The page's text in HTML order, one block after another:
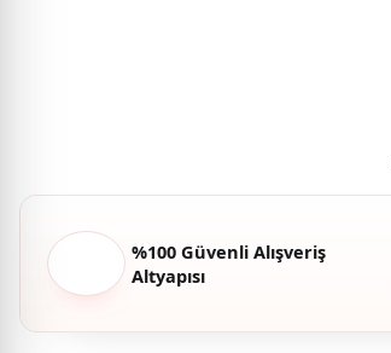
%100 Güvenli Alışveriş
Altyapısı